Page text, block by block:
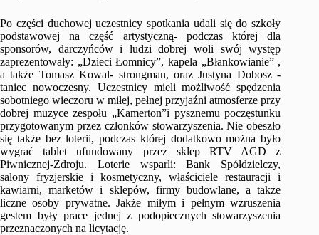
Po części duchowej uczestnicy spotkania udali się do szkoły
podstawowej na część artystyczną- podczas której dla
sponsorów, darczyńców i ludzi dobrej woli swój występ
zaprezentowały: „Dzieci Łomnicy”, kapela „Błankowianie” ,
a także Tomasz Kowal- strongman, oraz Justyna Dobosz -
taniec nowoczesny. Uczestnicy mieli możliwość spędzenia
sobotniego wieczoru w miłej, pełnej przyjaźni atmosferze przy
dobrej muzyce zespołu „Kamerton”i pysznemu poczęstunku
przygotowanym przez członków stowarzyszenia. Nie obeszło
się także bez loterii, podczas której dodatkowo można było
wygrać tablet ufundowany przez sklep RTV AGD z
Piwnicznej-Zdroju. Loterie wsparli: Bank Spółdzielczy,
salony fryzjerskie i kosmetyczny, właściciele restauracji i
kawiarni, marketów i sklepów, firmy budowlane, a także
liczne osoby prywatne. Jakże miłym i pełnym wzruszenia
gestem były prace jednej z podopiecznych stowarzyszenia
przeznaczonych na licytację.